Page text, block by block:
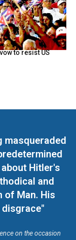
to resist US
masqueraded
Hitler's
and
of Man. His
on the occasion